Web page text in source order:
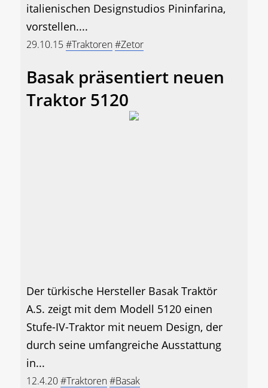
italienischen Designstudios Pininfarina,
vorstellen....
29.10.15#Traktoren#Zetor
Basak präsentiert neuen
Traktor 5120
Der türkische Hersteller Basak Traktör
A.S. zeigt mit dem Modell 5120 einen
Stufe-IV-Traktor mit neuem Design, der
durch seine umfangreiche Ausstattung
in...
12.4.20#Traktoren#Basak